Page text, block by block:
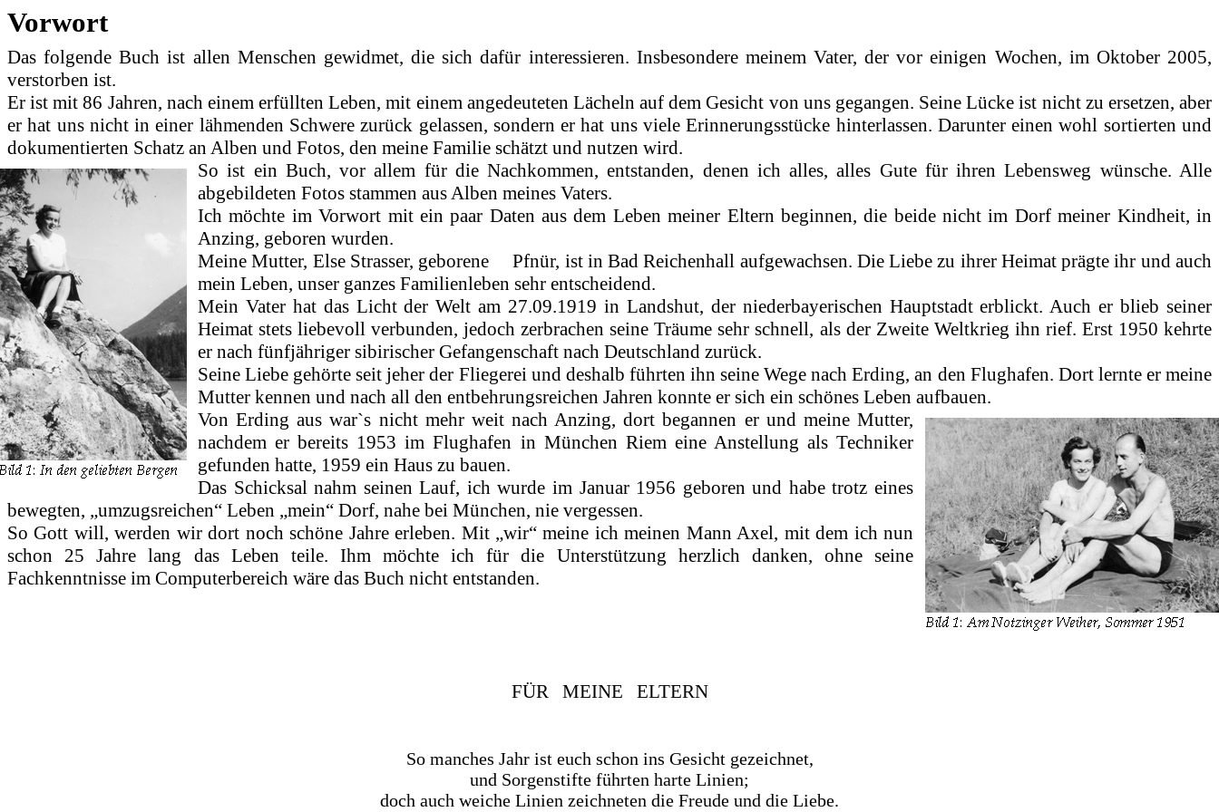
Vorwort
Das folgende Buch ist allen Menschen gewidmet, die sich dafür interessieren. Insbesondere meinem Vater, der vor einigen Wochen, im Oktober 2005,
verstorben ist.
Er ist mit 86 Jahren, nach einem erfüllten Leben, mit einem angedeuteten Lächeln auf dem Gesicht von uns gegangen. Seine Lücke ist nicht zu ersetzen, aber
er hat uns nicht in einer lähmenden Schwere zurück gelassen, sondern er hat uns viele Erinnerungsstücke hinterlassen. Darunter einen wohl sortierten und
dokumentierten Schatz an Alben und Fotos, den meine Familie schätzt und nutzen wird.
So ist ein Buch, vor allem für die Nachkommen, entstanden, denen ich alles, alles Gute für ihren Lebensweg wünsche. Alle
abgebildeten Fotos stammen aus Alben meines Vaters.
Ich möchte im Vorwort mit ein paar Daten aus dem Leben meiner Eltern beginnen, die beide nicht im Dorf meiner Kindheit, in
Anzing, geboren wurden.
Meine Mutter, Else Strasser, geborene
Pfnür, ist in Bad Reichenhall aufgewachsen. Die Liebe zu ihrer Heimat prägte ihr und auch
mein Leben, unser ganzes Familienleben sehr entscheidend.
Mein Vater hat das Licht der Welt am 27.09.1919 in Landshut, der niederbayerischen Hauptstadt erblickt. Auch er blieb seiner
Heimat stets liebevoll verbunden, jedoch zerbrachen seine Träume sehr schnell, als der Zweite Weltkrieg ihn rief. Erst 1950 kehrte
er nach fünfjähriger sibirischer Gefangenschaft nach Deutschland zurück.
Seine Liebe gehörte seit jeher der Fliegerei und deshalb führten ihn seine Wege nach Erding, an den Flughafen. Dort lernte er meine
Mutter kennen und nach all den entbehrungsreichen Jahren konnte er sich ein schönes Leben aufbauen.
Von Erding aus war`s nicht mehr weit nach Anzing, dort begannen er und meine Mutter,
nachdem er bereits 1953 im Flughafen in München Riem eine Anstellung als Techniker
gefunden hatte, 1959 ein Haus zu bauen.
Das Schicksal nahm seinen Lauf, ich wurde im Januar 1956 geboren und habe trotz eines
bewegten, „umzugsreichen“ Leben „mein“ Dorf, nahe bei München, nie vergessen.
So Gott will, werden wir dort noch schöne Jahre erleben. Mit „wir“ meine ich meinen Mann Axel, mit dem ich nun
schon 25 Jahre lang das Leben teile. Ihm möchte ich für die Unterstützung herzlich danken, ohne seine
Fachkenntnisse im Computerbereich wäre das Buch nicht entstanden.
FÜR MEINE ELTERN
So manches Jahr ist euch schon ins Gesicht gezeichnet,
und Sorgenstifte führten harte Linien;
doch auch weiche Linien zeichneten die Freude und die Liebe.